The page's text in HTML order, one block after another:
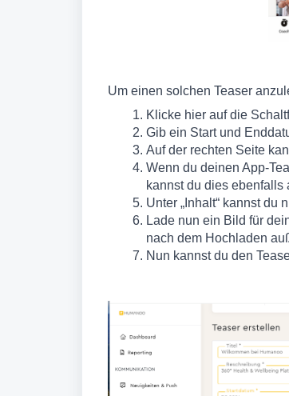
Um einen solchen Teaser
Klicke hier auf die
Gib ein Start und
Auf der rechten Seite
Wenn du deinen App-
kannst du dies ebenfalls
Unter „Inhalt“ kannst du
Lade nun ein Bild für
nach dem Hochladen
Nun kannst du den